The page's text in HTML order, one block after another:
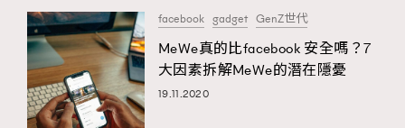
AFrenchMind
DressLikeAParisienne
EmpowerF
FashionWeek FigaroAesthetic
facebook gadget GenZ世代
MeWe真的比facebook 安全嗎？7
大因素拆解MeWe的潛在隱憂
19.11.2020